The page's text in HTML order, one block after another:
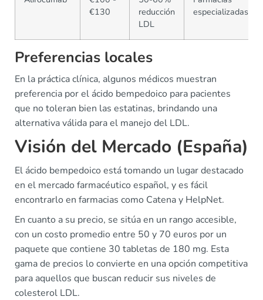
€130
reducción
LDL
especializadas
Preferencias locales
En la práctica clínica, algunos médicos muestran
preferencia por el ácido bempedoico para pacientes
que no toleran bien las estatinas, brindando una
alternativa válida para el manejo del LDL.
Visión del Mercado (España)
El ácido bempedoico está tomando un lugar destacado
en el mercado farmacéutico español, y es fácil
encontrarlo en farmacias como Catena y HelpNet.
En cuanto a su precio, se sitúa en un rango accesible,
con un costo promedio entre 50 y 70 euros por un
paquete que contiene 30 tabletas de 180 mg. Esta
gama de precios lo convierte en una opción competitiva
para aquellos que buscan reducir sus niveles de
colesterol LDL.